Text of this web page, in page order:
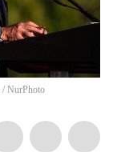
/ NurPhoto